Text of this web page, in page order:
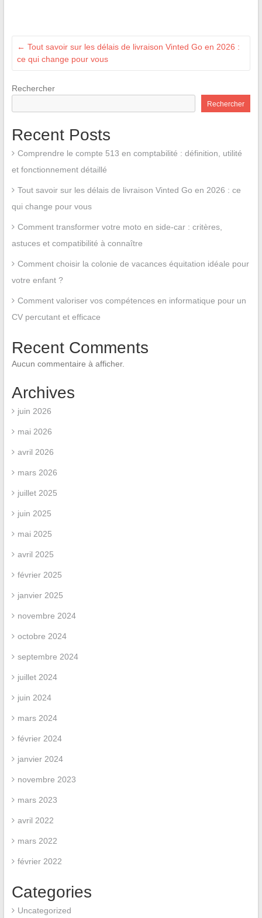
← Tout savoir sur les délais de livraison Vinted Go en 2026 :
ce qui change pour vous
Rechercher
Rechercher
Recent Posts
Comprendre le compte 513 en comptabilité : définition, utilité
et fonctionnement détaillé
Tout savoir sur les délais de livraison Vinted Go en 2026 : ce
qui change pour vous
Comment transformer votre moto en side-car : critères,
astuces et compatibilité à connaître
Comment choisir la colonie de vacances équitation idéale pour
votre enfant ?
Comment valoriser vos compétences en informatique pour un
CV percutant et efficace
Recent Comments
Aucun commentaire à afficher.
Archives
juin 2026
mai 2026
avril 2026
mars 2026
juillet 2025
juin 2025
mai 2025
avril 2025
février 2025
janvier 2025
novembre 2024
octobre 2024
septembre 2024
juillet 2024
juin 2024
mars 2024
février 2024
janvier 2024
novembre 2023
mars 2023
avril 2022
mars 2022
février 2022
Categories
Uncategorized